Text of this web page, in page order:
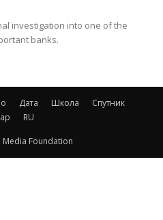
investigation into one of the
banks.
Дата Школа
Спутник
RU
Foundation